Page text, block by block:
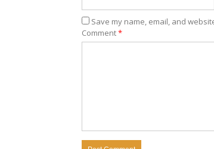
Save my name, email, and
Comment*